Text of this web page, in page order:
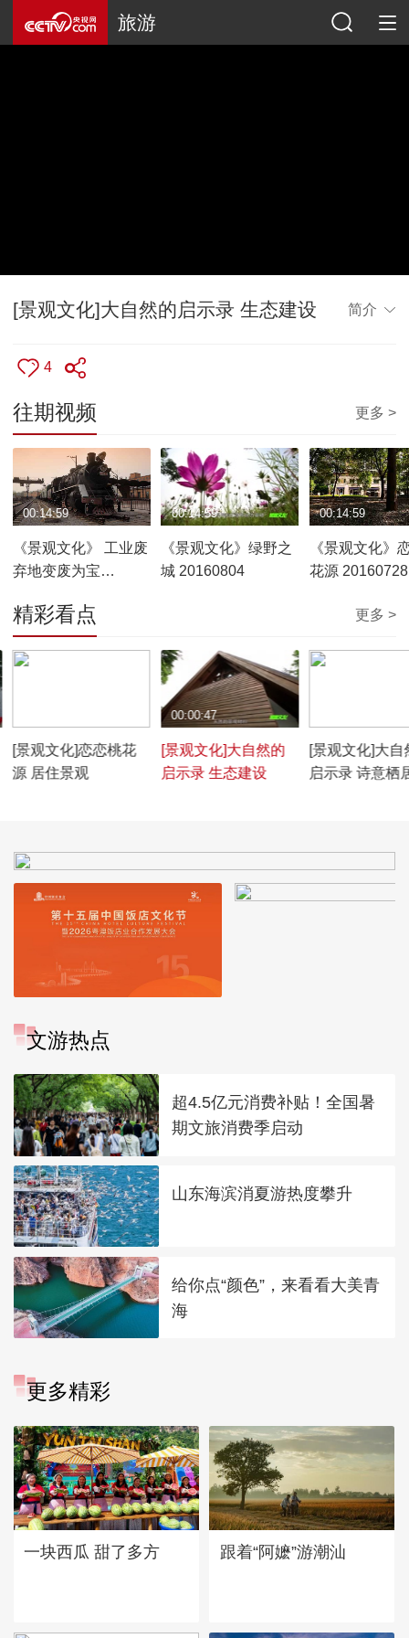
旅游
[景观文化]大自然的启示录 生态建设 简介
4
往期视频 更多 >
《景观文化》 工业废
弃地变废为宝
00:14:59
《景观文化》绿野之
城 20160804
00:14:59
《景观文化》
花源 20160728
00:14:59
精彩看点 更多 >
[景观文化]恋恋桃花
源 居住景观
[景观文化]大自然的
启示录 生态建设
00:00:47
[景观文化]大自
启示录 诗意栖
文游热点
超4.5亿元消费补贴！全国暑
期文旅消费季启动
山东海滨消夏游热度攀升
给你点“颜色”，来看看大美青
海
更多精彩
一块西瓜 甜了多方 跟着“阿嬷”游潮汕